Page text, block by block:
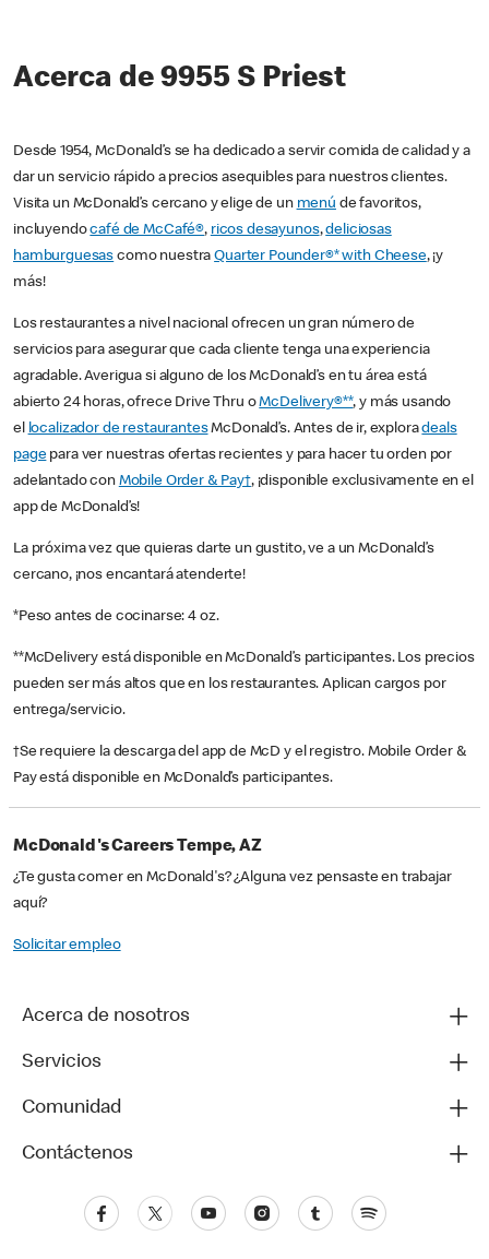
Acerca de 9955 S Priest
Desde 1954, McDonald’s se ha dedicado a servir comida de calidad y a
dar un servicio rápido a precios asequibles para nuestros clientes.
Visita un McDonald’s cercano y elige de un menú de favoritos,
incluyendocafé de McCafé®, ricos desayunos,deliciosas
hamburguesas como nuestraQuarter Pounder®* with Cheese, ¡y
más!
Los restaurantes a nivel nacional ofrecen un gran número de
servicios para asegurar que cada cliente tenga una experiencia
agradable. Averigua si alguno de los McDonald’s en tu área está
abierto 24 horas, ofrece Drive Thru oMcDelivery®**, y más usando
el localizador de restaurantesMcDonald’s. Antes de ir, exploradeals
pagepara ver nuestras ofertas recientes y para hacer tu orden por
adelantado con Mobile Order & Pay†, ¡disponible exclusivamente en el
app de McDonald’s!
La próxima vez que quieras darte un gustito, ve a un McDonald’s
cercano, ¡nos encantará atenderte!
*Peso antes de cocinarse: 4 oz.
**McDelivery está disponible en McDonald’s participantes. Los precios
pueden ser más altos que en los restaurantes. Aplican cargos por
entrega/servicio.
†Se requiere la descarga del app de McD y el registro. Mobile Order &
Pay está disponible en McDonald’s participantes.
McDonald's Careers Tempe, AZ
¿Te gusta comer en McDonald's? ¿Alguna vez pensaste en trabajar
aquí?
Solicitar empleo
Acerca de nosotros
Servicios
Comunidad
Contáctenos